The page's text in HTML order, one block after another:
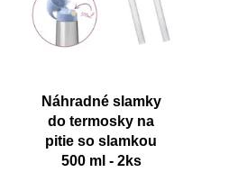
od najdrahšie
od najlacnejšie
Náhradné slamky
do termosky na
pitie so slamkou
500 ml - 2ks